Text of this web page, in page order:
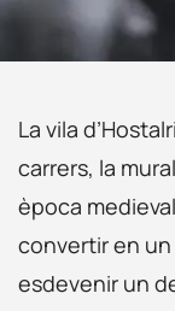
La vila
carrers, la
època
convertir en
esdevenir un